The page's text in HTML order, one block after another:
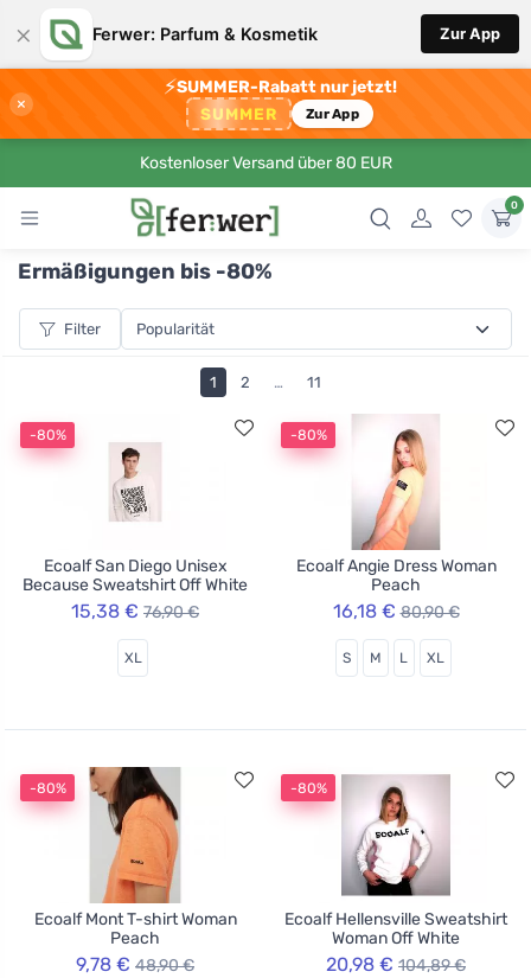
× Ferwer: Parfum & Kosmetik Zur App
×
⚡SUMMER-Rabatt nur jetzt!
SUMMER Zur App
Kostenloser Versand über 80 EUR
0
Ermäßigungen bis -80%
Filter
1 2 … 11
-80%
Ecoalf San Diego Unisex
Because Sweatshirt Off White
15,38 € 76,90 €
XL
-80%
Ecoalf Angie Dress Woman
Peach
16,18 € 80,90 €
S M L XL
-80%
Ecoalf Mont T-shirt Woman
Peach
9,78 € 48,90 €
-80%
Ecoalf Hellensville Sweatshirt
Woman Off White
20,98 € 104,89 €